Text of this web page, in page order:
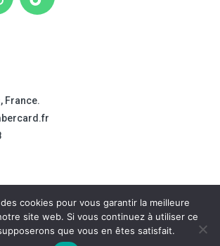
France.
© 2026 - BomberCard
cookies pour vous garantir la meilleure
site web. Si vous continuez à utiliser ce
que vous en êtes satisfait.